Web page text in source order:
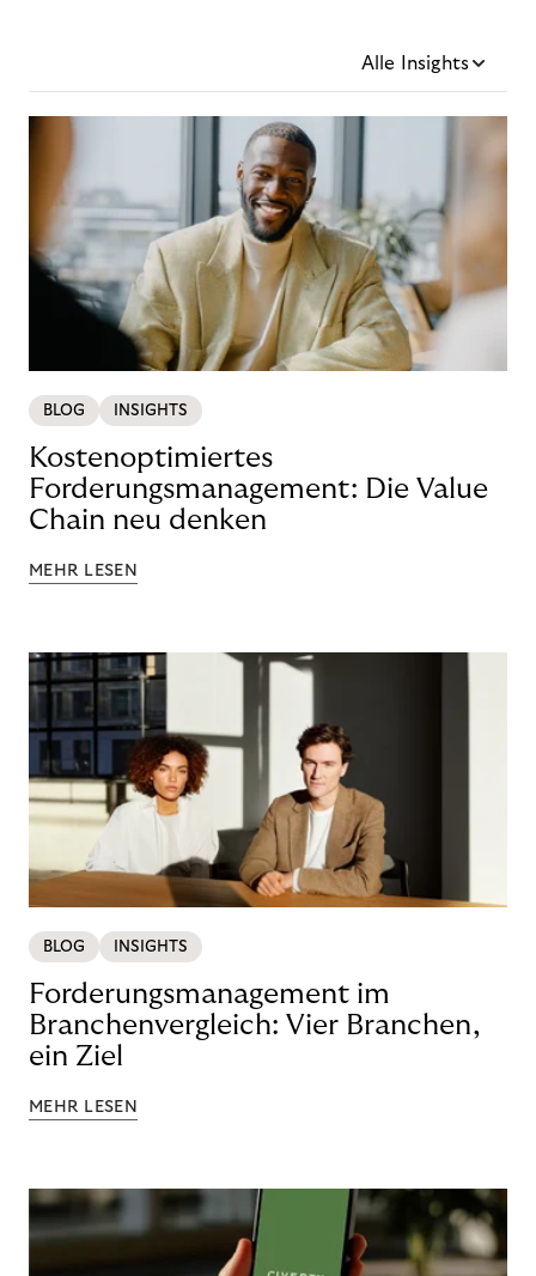
Alle Insights
BLOG INSIGHTS
Kostenoptimiertes
Forderungsmanagement: Die Value
Chain neu denken
MEHR LESEN
BLOG INSIGHTS
Forderungsmanagement im
Branchenvergleich: Vier Branchen,
ein Ziel
MEHR LESEN